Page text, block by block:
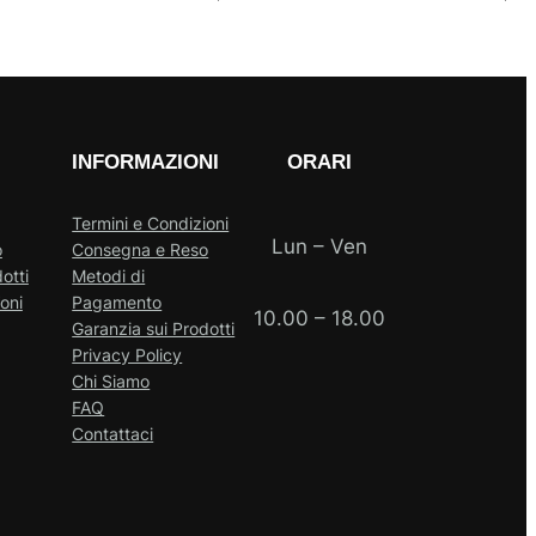
INFORMAZIONI
Termini e Condizioni
Consegna e Reso
Metodi di
Pagamento
Garanzia sui Prodotti
Privacy Policy
Chi Siamo
FAQ
Contattaci
ORARI
Lun – Ven
10.00 – 18.00